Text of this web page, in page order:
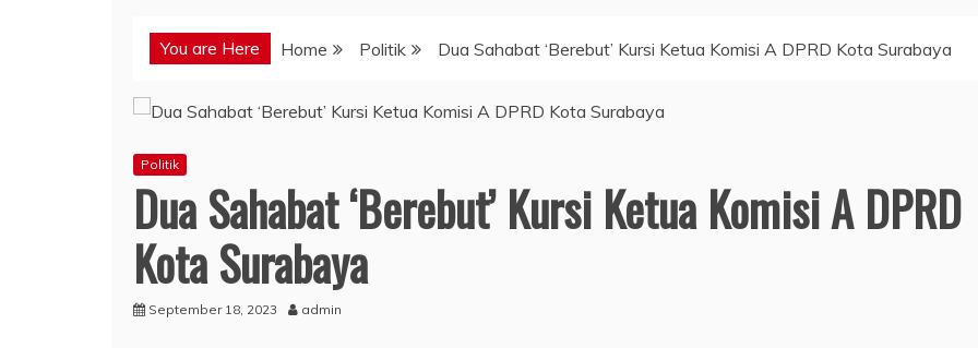
You are Here Home Politik Dua Sahabat ‘Berebut’ Kursi Ketua Komisi A DPRD Kota Surabaya
Politik
Dua Sahabat ‘Berebut’ Kursi Ketua Komisi A DPRD
Kota Surabaya
September 18, 2023 admin